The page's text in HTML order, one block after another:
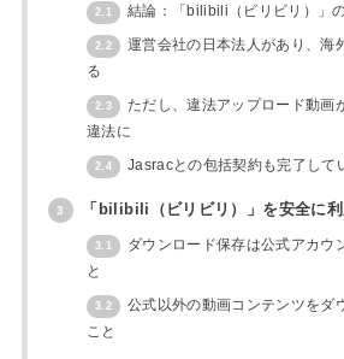
2.1 結論：「bilibili（ビリビリ）」
2.2
運営会社の日本法人があり、海
る
2.3
ただし、違法アップロード動画
違法に
2.4 Jasracとの包括契約も完了して
3 「bilibili（ビリビリ）」を安全に
3.1
ダウンロード保存は公式アカウ
と
3.2
公式以外の動画コンテンツをダ
こと